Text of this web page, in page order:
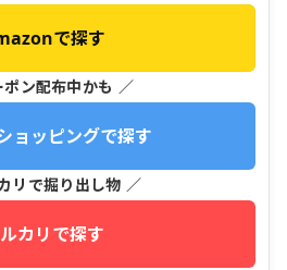
で探す
ポン配布中かも ／
ョッピングで探す
リで掘り出し物 ／
カリで探す